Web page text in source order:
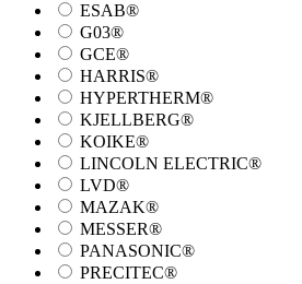
ESAB®
G03®
GCE®
HARRIS®
HYPERTHERM®
KJELLBERG®
KOIKE®
LINCOLN ELECTRIC®
LVD®
MAZAK®
MESSER®
PANASONIC®
PRECITEC®